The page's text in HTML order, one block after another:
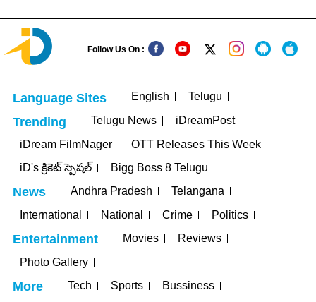
Follow Us On :
Language Sites English Telugu
Trending Telugu News
iDreamPost
iDream FilmNager
OTT Releases This Week
iD's క్రికెట్ స్పెషల్
Bigg Boss 8 Telugu
News Andhra Pradesh
Telangana
International
National Crime Politics
Entertainment Movies
Reviews
Photo Gallery
More Tech Sports Bussiness